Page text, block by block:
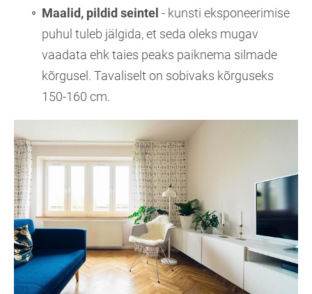
Maalid, pildid seintel - kunsti eksponeerimise
puhul tuleb jälgida, et seda oleks mugav
vaadata ehk taies peaks paiknema silmade
kõrgusel. Tavaliselt on sobivaks kõrguseks
150-160 cm.